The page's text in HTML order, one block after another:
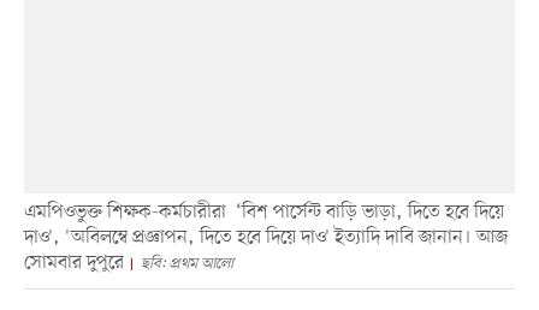
এমপিওভুক্ত শিক্ষক-কর্মচারীরা ‘বিশ পার্সেন্ট বাড়ি ভাড়া, দিতে হবে দিয়ে
দাও', 'অবিলম্বে প্রজ্ঞাপন, দিতে হবে দিয়ে দাও' ইত্যাদি দাবি জানান। আজ
সোমবার দুপুরে
ছবি: প্রথম আলো